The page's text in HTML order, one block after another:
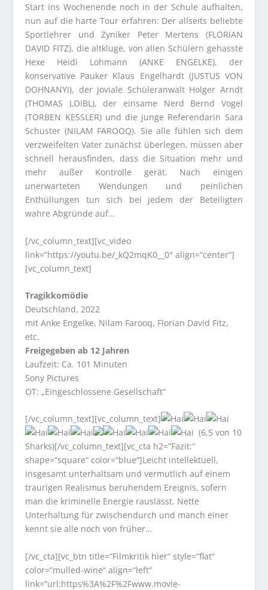
Start ins Wochenende noch in der Schule aufhalten,
nun auf die harte Tour erfahren: Der allseits beliebte
Sportlehrer und Zyniker Peter Mertens (FLORIAN
DAVID FITZ), die altkluge, von allen Schülern gehasste
Hexe Heidi Lohmann (ANKE ENGELKE), der
konservative Pauker Klaus Engelhardt (JUSTUS VON
DOHNANYI), der joviale Schüleranwalt Holger Arndt
(THOMAS LOIBL), der einsame Nerd Bernd Vogel
(TORBEN KESSLER) und die junge Referendarin Sara
Schuster (NILAM FAROOQ). Sie alle fühlen sich dem
verzweifelten Vater zunächst überlegen, müssen aber
schnell herausfinden, dass die Situation mehr und
mehr außer Kontrolle gerät. Nach einigen
unerwarteten Wendungen und peinlichen
Enthüllungen tun sich bei jedem der Beteiligten
wahre Abgründe auf…
[/vc_column_text][vc_video
link=“https://youtu.be/_kQ2mqK0__0″ align=“center“]
[vc_column_text]
Tragikkomödie
Deutschland, 2022
mit Anke Engelke, Nilam Farooq, Florian David Fitz,
etc.
Freigegeben ab 12 Jahren
Laufzeit: Ca. 101 Minuten
Sony Pictures
OT: „Eingeschlossene Gesellschaft“
[/vc_column_text][vc_column_text]
(6,5 von 10
Sharks)[/vc_column_text][vc_cta h2=“Fazit:“
shape=“square“ color=“blue“]Leicht intellektuell,
insgesamt unterhaltsam und vermutlich auf einem
traurigen Realismus beruhendem Ereignis, sofern
man die kriminelle Energie rauslässt. Nette
Unterhaltung für zwischendurch und manch einer
kennt sie alle noch von früher…
[/vc_cta][vc_btn title=“Filmkritik hier“ style=“flat“
color=“mulled-wine“ align=“left“
link=“url:https%3A%2F%2Fwww.movie-